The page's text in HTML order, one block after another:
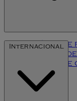
Política de
Términos
Política de
Klarna
Internacional